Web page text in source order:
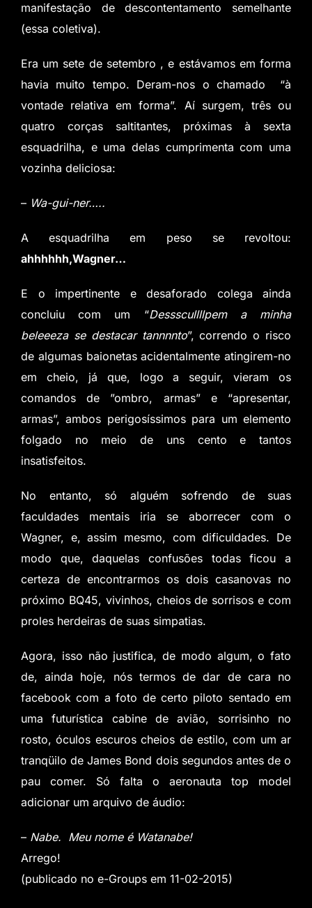
manifestação de descontentamento semelhante
(essa coletiva).
Era um sete de setembro , e estávamos em forma
havia muito tempo. Deram-nos o chamado “à
vontade relativa em forma”. Aí surgem, três ou
quatro corças saltitantes, próximas à sexta
esquadrilha, e uma delas cumprimenta com uma
vozinha deliciosa:
– ­Wa-gui-ner…..
A esquadrilha em peso se revoltou:
ahhhhhh,Wagner…
E o impertinente e desaforado colega ainda
concluiu com um “Dessscullllpem a minha
beleeeza se destacar tannnnto”, correndo o risco
de algumas baionetas acidentalmente atingirem-no
em cheio, já que, logo a seguir, vieram os
comandos de ”ombro, armas” e “apresentar,
armas”, ambos perigosíssimos para um elemento
folgado no meio de uns cento e tantos
insatisfeitos.
No entanto, só alguém sofrendo de suas
faculdades mentais iria se aborrecer com o
Wagner, e, assim mesmo, com dificuldades. De
modo que, daquelas confusões todas ficou a
certeza de encontrarmos os dois casanovas no
próximo BQ45, vivinhos, cheios de sorrisos e com
proles herdeiras de suas simpatias.
Agora, isso não justifica, de modo algum, o fato
de, ainda hoje, nós termos de dar de cara no
facebook com a foto de certo piloto sentado em
uma futurística cabine de avião, sorrisinho no
rosto, óculos escuros cheios de estilo, com um ar
tranqüilo de James Bond dois segundos antes de o
pau comer. Só falta o aeronauta top model
adicionar um arquivo de áudio:
– Nabe. Meu nome é Watanabe!
Arrego!
(publicado no e-Groups em 11-02-2015)